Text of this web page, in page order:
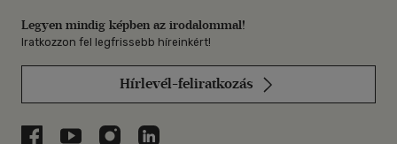
Legyen mindig képben az irodalommal!
Iratkozzon fel legfrissebb híreinkért!
Hírlevél-feliratkozás
Libri a Facebookon
Libri a Youtube-on
Libri az Instagramon
Libri a LinkedInen